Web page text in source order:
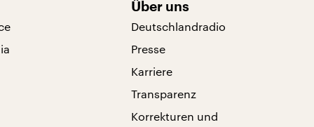
Über uns
Deutschlandradio
Presse
Karriere
Transparenz
Korrekturen und